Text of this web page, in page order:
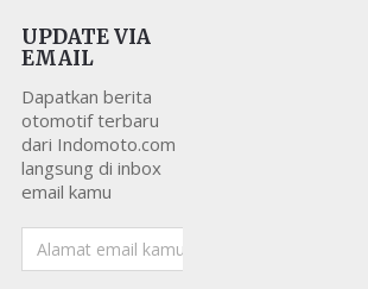
UPDATE VIA
EMAIL
Dapatkan berita
otomotif terbaru
dari Indomoto.com
langsung di inbox
email kamu
Alamat
email